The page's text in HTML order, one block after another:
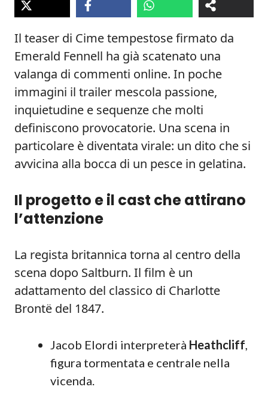
Il teaser di Cime tempestose firmato da
Emerald Fennell ha già scatenato una
valanga di commenti online. In poche
immagini il trailer mescola passione,
inquietudine e sequenze che molti
definiscono provocatorie. Una scena in
particolare è diventata virale: un dito che si
avvicina alla bocca di un pesce in gelatina.
Il progetto e il cast che attirano
l’attenzione
La regista britannica torna al centro della
scena dopo Saltburn. Il film è un
adattamento del classico di Charlotte
Brontë del 1847.
Jacob Elordi interpreterà Heathcliff,
figura tormentata e centrale nella
vicenda.